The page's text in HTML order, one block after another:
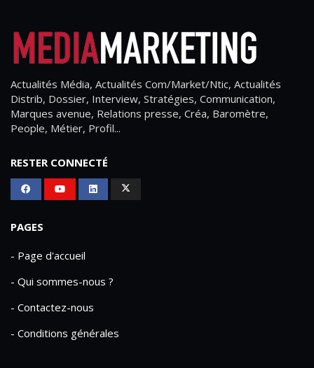
Actualités Média, Actualités Com/Market/Ntic, Actualités
Distrib, Dossier, Interview, Stratégies, Communication,
Marques avenue, Relations presse, Créa, Baromètre,
People, Métier, Profil...
RESTER CONNECTÉ
PAGES
- Page d'accueil
- Qui sommes-nous ?
- Contactez-nous
- Conditions générales